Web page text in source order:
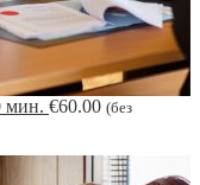
мин. €60.00 (без